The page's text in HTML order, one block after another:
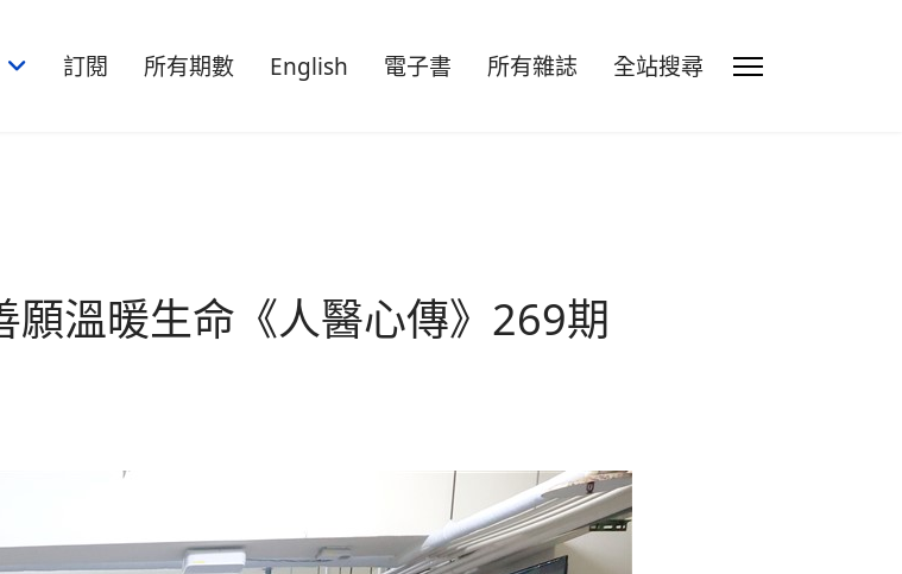
訂閱 所有期數 English 電子書 所有雜誌 全站搜尋
願溫暖生命《人醫心傳》269期